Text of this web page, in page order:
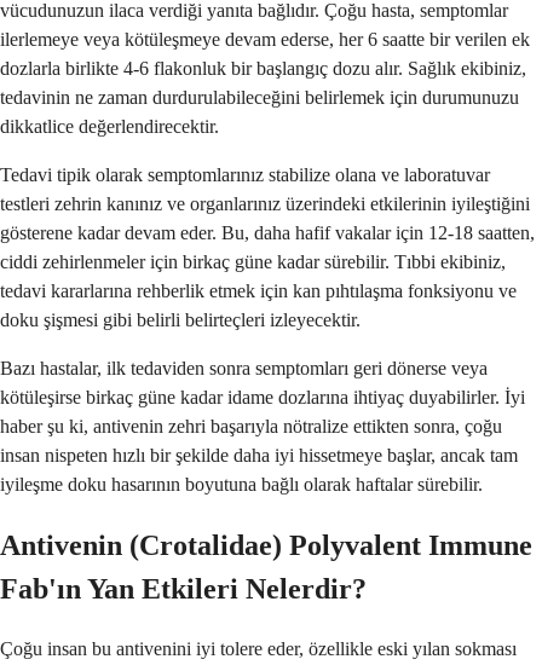
vücudunuzun ilaca verdiği yanıta bağlıdır. Çoğu hasta, semptomlar
ilerlemeye veya kötüleşmeye devam ederse, her 6 saatte bir verilen ek
dozlarla birlikte 4-6 flakonluk bir başlangıç dozu alır. Sağlık ekibiniz,
tedavinin ne zaman durdurulabileceğini belirlemek için durumunuzu
dikkatlice değerlendirecektir.
Tedavi tipik olarak semptomlarınız stabilize olana ve laboratuvar
testleri zehrin kanınız ve organlarınız üzerindeki etkilerinin iyileştiğini
gösterene kadar devam eder. Bu, daha hafif vakalar için 12-18 saatten,
ciddi zehirlenmeler için birkaç güne kadar sürebilir. Tıbbi ekibiniz,
tedavi kararlarına rehberlik etmek için kan pıhtılaşma fonksiyonu ve
doku şişmesi gibi belirli belirteçleri izleyecektir.
Bazı hastalar, ilk tedaviden sonra semptomları geri dönerse veya
kötüleşirse birkaç güne kadar idame dozlarına ihtiyaç duyabilirler. İyi
haber şu ki, antivenin zehri başarıyla nötralize ettikten sonra, çoğu
insan nispeten hızlı bir şekilde daha iyi hissetmeye başlar, ancak tam
iyileşme doku hasarının boyutuna bağlı olarak haftalar sürebilir.
Antivenin (Crotalidae) Polyvalent Immune
Fab'ın Yan Etkileri Nelerdir?
Çoğu insan bu antivenini iyi tolere eder, özellikle eski yılan sokması